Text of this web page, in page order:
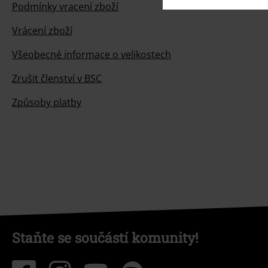
Podmínky vracení zboží
Vrácení zboží
Všeobecné informace o velikostech
Zrušit členství v BSC
Způsoby platby
Staňte se součástí komunity!